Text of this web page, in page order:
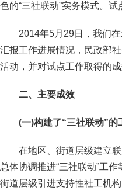
色的“三社联动”实务模式。
2014年5月29日，我们
汇报工作进展情况，民政部
活动，并对试点工作取得的
二、主要成效
(一)构建了“三社联动”的
在地区、街道层级建立
总体协调推进“三社联动”工
街道层级引进支持性社工机